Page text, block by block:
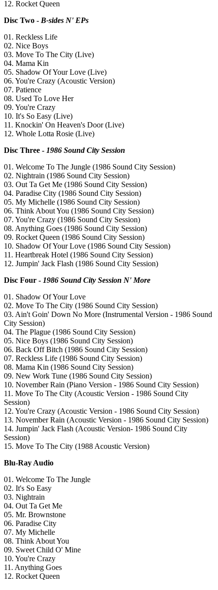
12. Rocket Queen
Disc Two - B-sides N' EPs
01. Reckless Life
02. Nice Boys
03. Move To The City (Live)
04. Mama Kin
05. Shadow Of Your Love (Live)
06. You're Crazy (Acoustic Version)
07. Patience
08. Used To Love Her
09. You're Crazy
10. It's So Easy (Live)
11. Knockin' On Heaven's Door (Live)
12. Whole Lotta Rosie (Live)
Disc Three - 1986 Sound City Session
01. Welcome To The Jungle (1986 Sound City Session)
02. Nightrain (1986 Sound City Session)
03. Out Ta Get Me (1986 Sound City Session)
04. Paradise City (1986 Sound City Session)
05. My Michelle (1986 Sound City Session)
06. Think About You (1986 Sound City Session)
07. You're Crazy (1986 Sound City Session)
08. Anything Goes (1986 Sound City Session)
09. Rocket Queen (1986 Sound City Session)
10. Shadow Of Your Love (1986 Sound City Session)
11. Heartbreak Hotel (1986 Sound City Session)
12. Jumpin' Jack Flash (1986 Sound City Session)
Disc Four - 1986 Sound City Session N' More
01. Shadow Of Your Love
02. Move To The City (1986 Sound City Session)
03. Ain't Goin' Down No More (Instrumental Version - 1986 Sound
City Session)
04. The Plague (1986 Sound City Session)
05. Nice Boys (1986 Sound City Session)
06. Back Off Bitch (1986 Sound City Session)
07. Reckless Life (1986 Sound City Session)
08. Mama Kin (1986 Sound City Session)
09. New Work Tune (1986 Sound City Session)
10. November Rain (Piano Version - 1986 Sound City Session)
11. Move To The City (Acoustic Version - 1986 Sound City
Session)
12. You're Crazy (Acoustic Version - 1986 Sound City Session)
13. November Rain (Acoustic Version - 1986 Sound City Session)
14. Jumpin' Jack Flash (Acoustic Version- 1986 Sound City
Session)
15. Move To The City (1988 Acoustic Version)
Blu-Ray Audio
01. Welcome To The Jungle
02. It's So Easy
03. Nightrain
04. Out Ta Get Me
05. Mr. Brownstone
06. Paradise City
07. My Michelle
08. Think About You
09. Sweet Child O' Mine
10. You're Crazy
11. Anything Goes
12. Rocket Queen